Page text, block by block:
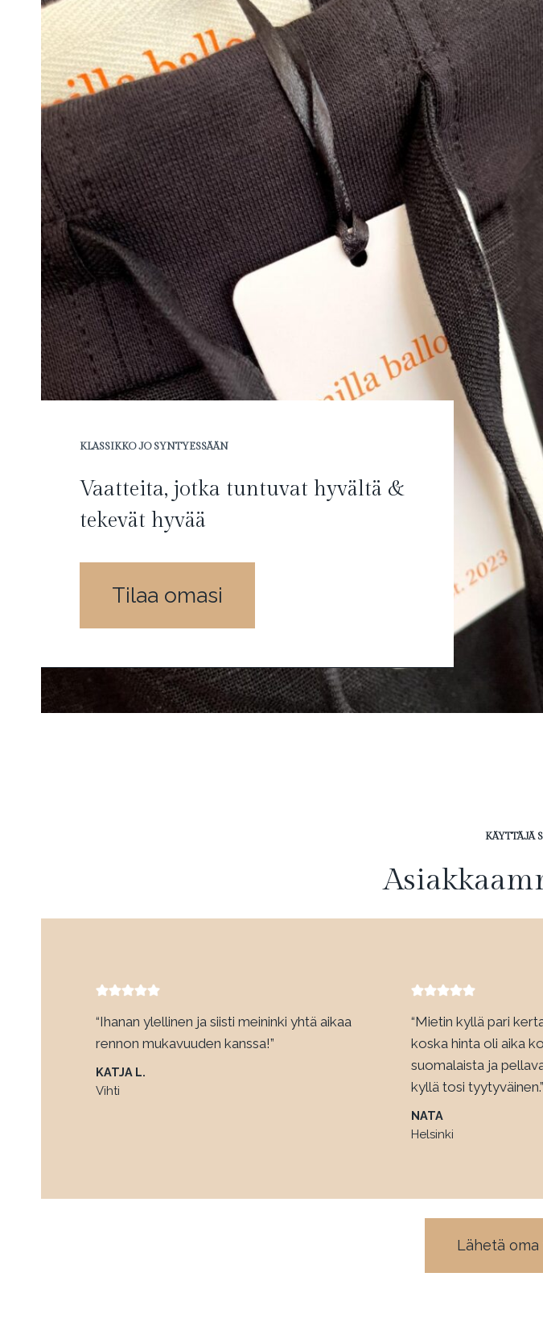
KLASSIKKO JO SYNTYESSÄÄN
Vaatteita, jotka tuntuvat hyvältä &
tekevät hyvää
Tilaa omasi
KÄYTTÄJÄ
“Ihanan ylellinen ja siisti meininki yhtä aikaa
rennon mukavuuden kanssa!”
KATJA L.
Vihti
“Mietin kyllä pari
koska hinta oli aika
suomalaista ja
kyllä tosi tyytyväinen.”
NATA
Helsinki
Lähetä